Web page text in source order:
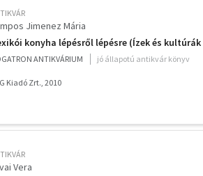
Jimenez Mária
konyha lépésről lépésre (Ízek és kultúrák
ANTIKVÁRIUM jó állapotú antikvár könyv
Kiadó Zrt., 2010
Vera